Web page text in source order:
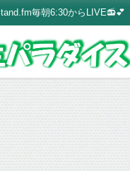
毎朝6:30からLIVE📻💕